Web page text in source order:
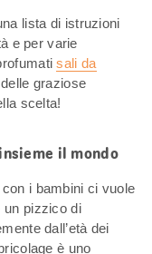
lista di istruzioni
e per varie
sali da
graziose
scelta!
il mondo
i bambini ci vuole
un pizzico di
dall’età dei
è uno